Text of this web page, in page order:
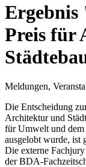
Ergebnis
Preis für
Meldungen,
Die Entscheidung
Architektur und
für Umwelt und
ausgelobt wurde, ist
Die externe
der BDA-